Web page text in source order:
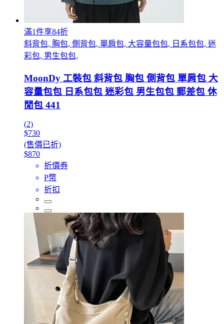
滿1件享84折
斜背包, 胸包, 側背包, 單肩包, 大容量包包, 日系包包, 迷
彩包, 男生包包,
MoonDy 工裝包 斜背包 胸包 側背包 單肩包 大
容量包包 日系包包 迷彩包 男生包包 郵差包 休
閒包 441
(2)
$730
(售價已折)
$870
折價券
P幣
折扣